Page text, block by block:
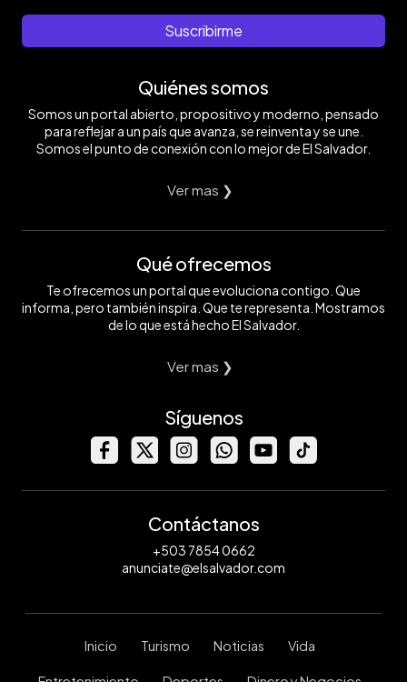
Suscribirme
Quiénes somos
Somos un portal abierto, propositivo y moderno, pensado
para reflejar a un país que avanza, se reinventa y se une.
Somos el punto de conexión con lo mejor de El Salvador.
Ver mas ❯
Qué ofrecemos
Te ofrecemos un portal que evoluciona contigo. Que
informa, pero también inspira. Que te representa. Mostramos
de lo que está hecho El Salvador.
Ver mas ❯
Síguenos
Contáctanos
+503 7854 0662
anunciate@elsalvador.com
Inicio Turismo Noticias Vida